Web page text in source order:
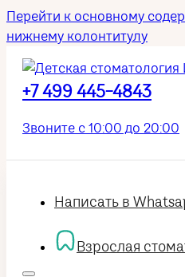
Перейти к основному
нижнему колонтитулу
+7 499 445-4843
Звоните с 10:00 до 20:00
Написать в
Взрослая